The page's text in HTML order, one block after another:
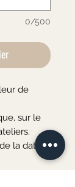
0/500
de
sur le
la date